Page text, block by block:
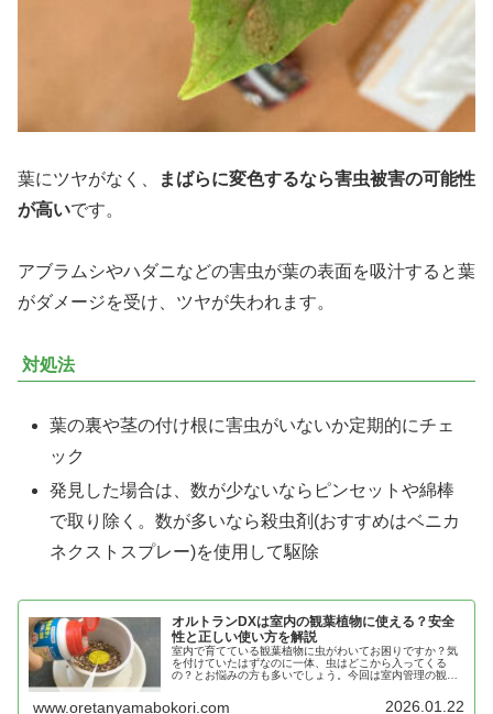
葉にツヤがなく、
まばらに変色するなら害虫被害の可能性
が高いです。
アブラムシやハダニなどの害虫が葉の表面を吸汁すると葉
がダメージを受け、ツヤが失われます。
対処法
葉の裏や茎の付け根に害虫がいないか定期的にチェ
ック
発見した場合は、数が少ないならピンセットや綿棒
で取り除く。数が多いなら殺虫剤(おすすめはベニカ
ネクストスプレー)を使用して駆除
オルトランDXは室内の観葉植物に使える？安全
性と正しい使い方を解説
室内で育てている観葉植物に虫がわいてお困りですか？気
を付けていたはずなのに一体、虫はどこから入ってくる
の？とお悩みの方も多いでしょう。今回は室内管理の観葉
を分かりやすくご紹介します！
www.oretanyamabokori.com 2026.01.22